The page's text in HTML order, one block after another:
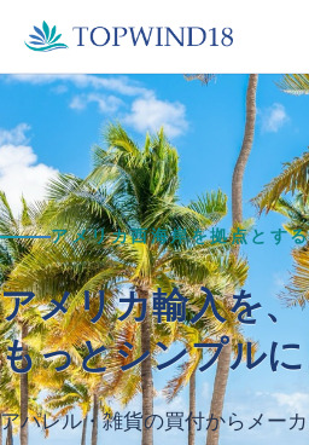
アメリカ西海岸を拠点とす
アメリカ輸入を、
もっとシンプルに
アパレル・雑貨の買付からメー